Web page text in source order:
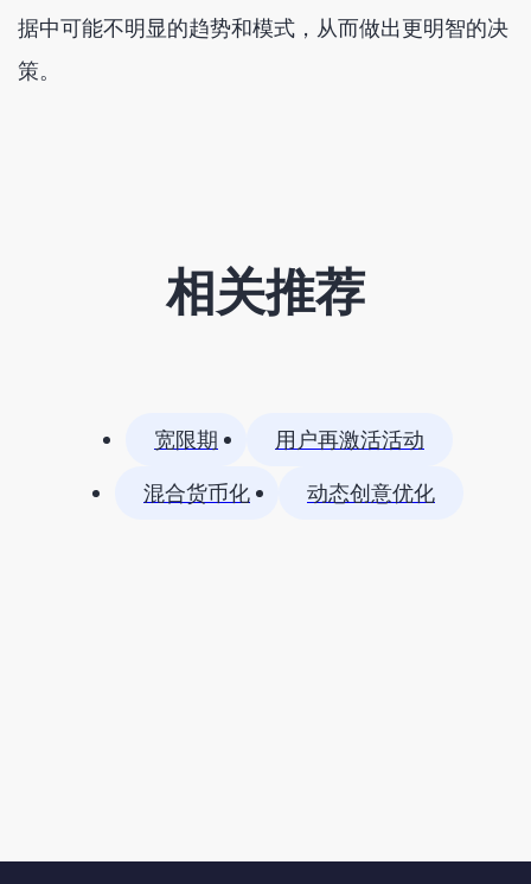
据中可能不明显的趋势和模式，从而做出更明智的决
策。
相关推荐
宽限期
用户再激活活动
混合货币化
动态创意优化